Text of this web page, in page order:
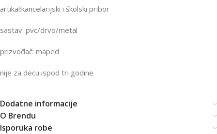
artikal:kancelarijski i školski pribor
sastav: pvc/drvo/metal
prizvođač: maped
nije za decu ispod tri godine
Dodatne informacije
O Brendu
Isporuka robe